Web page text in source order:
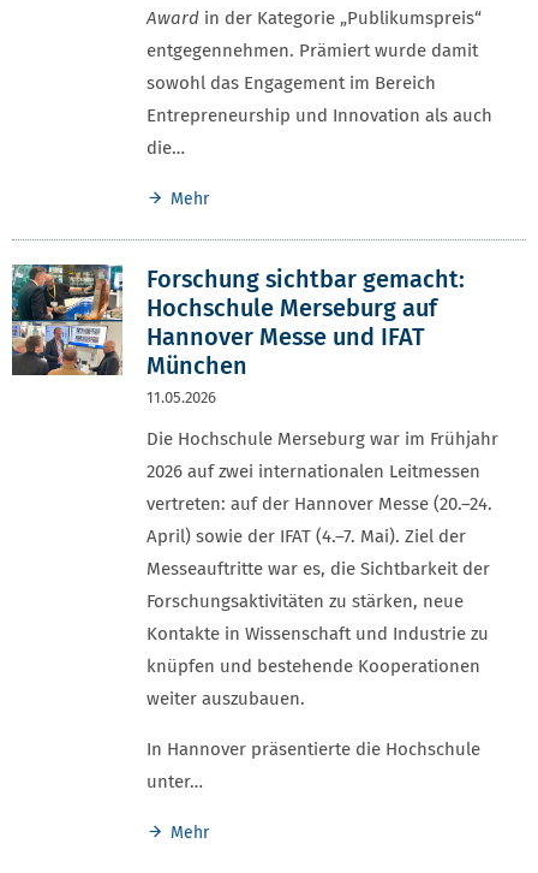
Award in der Kategorie „Publikumspreis“
entgegennehmen. Prämiert wurde damit
sowohl das Engagement im Bereich
Entrepreneurship und Innovation als auch
die…
Mehr
Forschung sichtbar gemacht:
Hochschule Merseburg auf
Hannover Messe und IFAT
München
11.05.2026
Die Hochschule Merseburg war im Frühjahr
2026 auf zwei internationalen Leitmessen
vertreten: auf der Hannover Messe (20.–24.
April) sowie der IFAT (4.–7. Mai). Ziel der
Messeauftritte war es, die Sichtbarkeit der
Forschungsaktivitäten zu stärken, neue
Kontakte in Wissenschaft und Industrie zu
knüpfen und bestehende Kooperationen
weiter auszubauen.
In Hannover präsentierte die Hochschule
unter…
Mehr